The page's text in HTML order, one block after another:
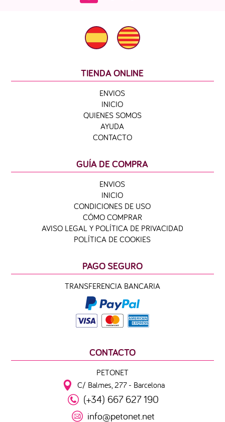
TIENDA ONLINE
ENVIOS
INICIO
QUIENES SOMOS
AYUDA
CONTACTO
GUÍA DE COMPRA
ENVIOS
INICIO
CONDICIONES DE USO
CÓMO COMPRAR
AVISO LEGAL Y POLÍTICA DE PRIVACIDAD
POLÍTICA DE COOKIES
PAGO SEGURO
TRANSFERENCIA BANCARIA
CONTACTO
PETONET
C/ Balmes, 277 - Barcelona
(+34) 667 627 190
info@petonet.net